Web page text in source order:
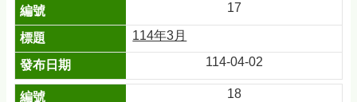
17
114年3月
114-04-02
18